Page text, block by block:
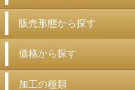
販売形態から探す
価格から探す
加工の種類